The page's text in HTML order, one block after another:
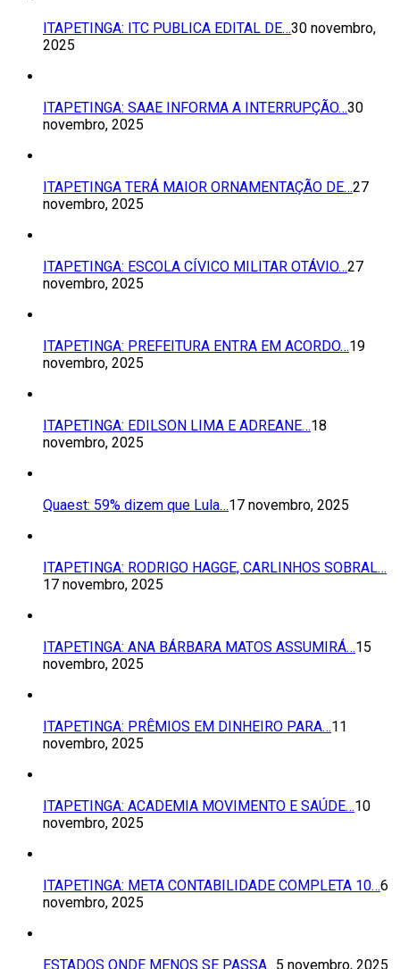
ITAPETINGA: ITC PUBLICA EDITAL DE…30 novembro,
2025
ITAPETINGA: SAAE INFORMA A INTERRUPÇÃO…30
novembro, 2025
ITAPETINGA TERÁ MAIOR ORNAMENTAÇÃO DE…27
novembro, 2025
ITAPETINGA: ESCOLA CÍVICO MILITAR OTÁVIO…27
novembro, 2025
ITAPETINGA: PREFEITURA ENTRA EM ACORDO…19
novembro, 2025
ITAPETINGA: EDILSON LIMA E ADREANE…18
novembro, 2025
Quaest: 59% dizem que Lula…17 novembro, 2025
ITAPETINGA: RODRIGO HAGGE, CARLINHOS SOBRAL…
17 novembro, 2025
ITAPETINGA: ANA BÁRBARA MATOS ASSUMIRÁ…15
novembro, 2025
ITAPETINGA: PRÊMIOS EM DINHEIRO PARA…11
novembro, 2025
ITAPETINGA: ACADEMIA MOVIMENTO E SAÚDE…10
novembro, 2025
ITAPETINGA: META CONTABILIDADE COMPLETA 10…6
novembro, 2025
ESTADOS ONDE MENOS SE PASSA…5 novembro, 2025